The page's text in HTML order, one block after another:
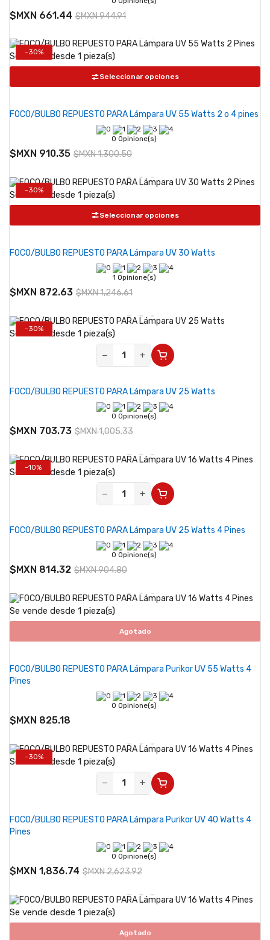
$MXN 661.44 $MXN 944.91
-30%
Se vende desde 1 pieza(s)
Seleccionar opciones
FOCO/BULBO REPUESTO PARA Lámpara UV 55 Watts 2 o 4 pines
0 Opinione(s)
$MXN 910.35 $MXN 1,300.50
-30%
Se vende desde 1 pieza(s)
Seleccionar opciones
FOCO/BULBO REPUESTO PARA Lámpara UV 30 Watts
1 Opinione(s)
$MXN 872.63 $MXN 1,246.61
-30%
Se vende desde 1 pieza(s)
−
+
FOCO/BULBO REPUESTO PARA Lámpara UV 25 Watts
0 Opinione(s)
$MXN 703.73 $MXN 1,005.33
-10%
Se vende desde 1 pieza(s)
−
+
FOCO/BULBO REPUESTO PARA Lámpara UV 25 Watts 4 Pines
0 Opinione(s)
$MXN 814.32 $MXN 904.80
Se vende desde 1 pieza(s)
Agotado
FOCO/BULBO REPUESTO PARA Lámpara Purikor UV 55 Watts 4
Pines
0 Opinione(s)
$MXN 825.18
-30%
Se vende desde 1 pieza(s)
−
+
FOCO/BULBO REPUESTO PARA Lámpara Purikor UV 40 Watts 4
Pines
0 Opinione(s)
$MXN 1,836.74 $MXN 2,623.92
Se vende desde 1 pieza(s)
Agotado